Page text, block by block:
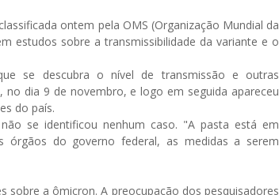
ontem pela OMS (Organização Mundial da
estudos sobre a transmissibilidade da variante e o
se descubra o nível de transmissão e outras
dia 9 de novembro, e logo em seguida apareceu
do país.
se identificou nenhum caso. "A pasta está em
órgãos do governo federal, as medidas a serem
a ômicron. A preocupação dos pesquisadores